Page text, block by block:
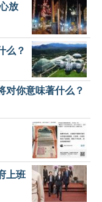
放
么？
对你意味著什么？
上班